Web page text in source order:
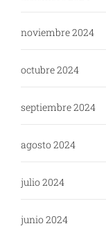
noviembre 2024
octubre 2024
septiembre 2024
agosto 2024
julio 2024
junio 2024